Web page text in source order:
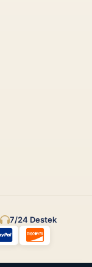
7/24 Destek